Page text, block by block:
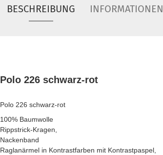
BESCHREIBUNG
Polo 226 schwarz-rot
Polo 226 schwarz-rot
100% Baumwolle
Rippstrick-Kragen,
Nackenband
Raglanärmel in Kontrastfarben mit Kontrastpaspel,